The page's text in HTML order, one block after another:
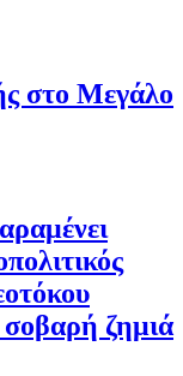
στο Μεγάλο
ζημιά